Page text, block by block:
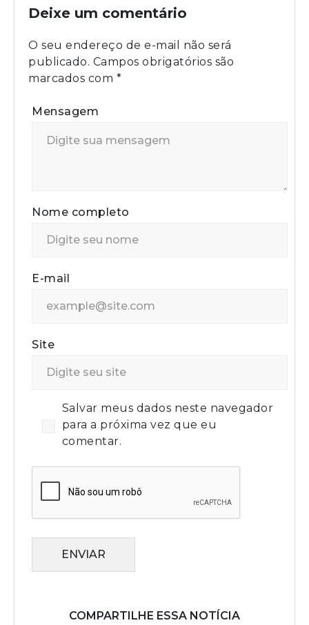
Deixe um comentário
O seu endereço de e-mail não será
publicado. Campos obrigatórios são
marcados com *
Mensagem
Nome completo
E-mail
Site
Salvar meus dados neste navegador
para a próxima vez que eu
comentar.
ENVIAR
COMPARTILHE ESSA NOTÍCIA